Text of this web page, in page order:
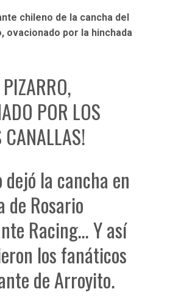
chileno de la cancha del
ovacionado por la hinchada
POR LOS
dejó la cancha en
de Rosario
Racing… Y así
los fanáticos
de Arroyito.